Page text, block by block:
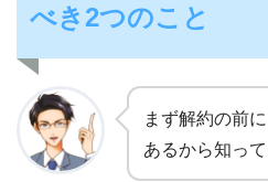
べき2つのこと
まず解約の前
あるから知っ